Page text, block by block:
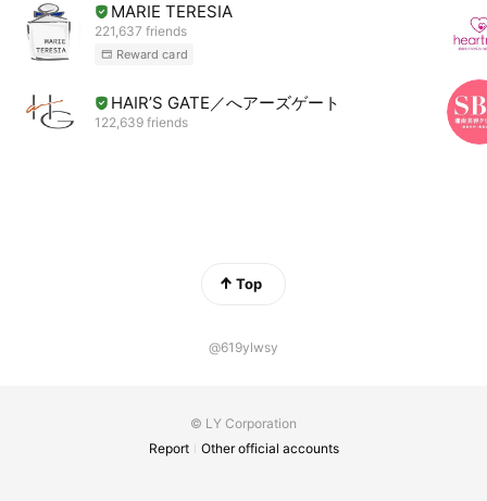
MARIE TERESIA
221,637 friends
Reward card
HAIR’S GATE／へアーズゲート
122,639 friends
Top
@619ylwsy
© LY Corporation
Report
Other official accounts